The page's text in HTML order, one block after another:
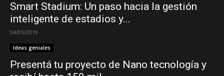
Smart Stadium: Un paso hacia la gestión
inteligente de estadios y...
04/05/2019
Ideas geniales
Presentá tu proyecto de Nano tecnología y